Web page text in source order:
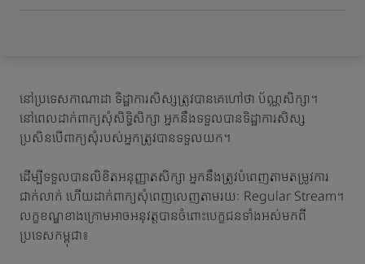
នៅប្រទេសកាណាដា ទិដ្ឋាការសិស្សត្រូវបានគេហៅថា ប័ណ្ណសិក្សា។
នៅពេលដាក់ពាក្យសុំសិទ្ធិសិក្សា អ្នកនឹងទទួលបានទិដ្ឋាការសិស្ស
ប្រសិនបើពាក្យសុំរបស់អ្នកត្រូវបានទទួលយក។
ដើម្បីទទួលបានលិខិតអនុញ្ញាតសិក្សា អ្នកនឹងត្រូវបំពេញតាមតម្រូវការ
ជាក់លាក់ ហើយដាក់ពាក្យសុំពេញលេញតាមរយៈ Regular Stream។
លក្ខខណ្ឌខាងក្រោមអាចអនុវត្តបានចំពោះបេក្ខជនទាំងអស់មកពី
ប្រទេសកម្ពុជា៖